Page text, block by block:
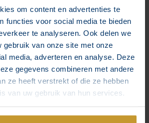
om content en advertenties te
functies voor social media te bieden
te analyseren. Ook delen we
gebruik van onze site met onze
media, adverteren en analyse. Deze
gegevens combineren met andere
ze heeft verstrekt of die ze hebben
van uw gebruik van hun services.